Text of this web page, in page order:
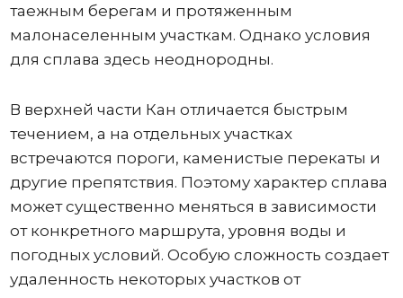
таежным берегам и протяженным
малонаселенным участкам. Однако условия
для сплава здесь неоднородны.
В верхней части Кан отличается быстрым
течением, а на отдельных участках
встречаются пороги, каменистые перекаты и
другие препятствия. Поэтому характер сплава
может существенно меняться в зависимости
от конкретного маршрута, уровня воды и
погодных условий. Особую сложность создает
удаленность некоторых участков от